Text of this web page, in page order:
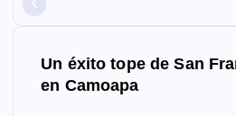
Un éxito tope de San
en Camoapa